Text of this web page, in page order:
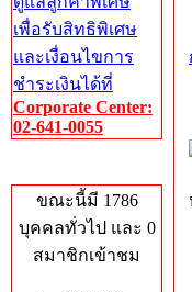
เพื่อรับสิทธิพิเศษ
และเงื่อนไขการ
ชำระเงินได้ที่
Corporate Center:
02-641-0055
ขณะนี้มี 1786
บุคคลทั่วไป และ 0
สมาชิกเข้าชม